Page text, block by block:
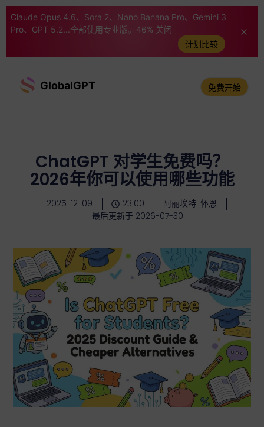
Claude Opus 4.6、Sora 2、Nano Banana Pro、Gemini 3
Pro、GPT 5.2...全部使用专业版。46% 关闭
计划比较
GlobalGPT 免费开始
ChatGPT 对学生免费吗？
2026年你可以使用哪些功能
2025-12-09 23:00
阿丽埃特-怀恩
最后更新于 2026-07-30